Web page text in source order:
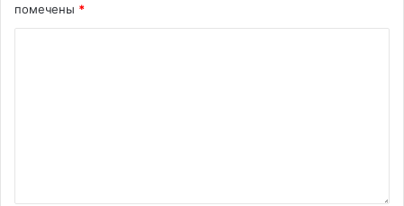
помечены *